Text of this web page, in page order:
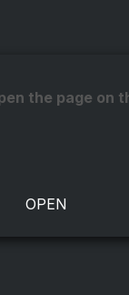
the page on